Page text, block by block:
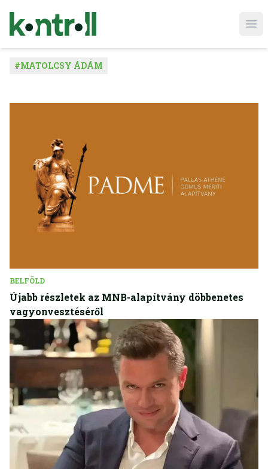
#MATOLCSY ÁDÁM
BELFÖLD
Újabb részletek az MNB-alapítvány döbbenetes
vagyonvesztéséről